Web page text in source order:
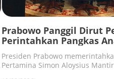
Prabowo Panggil Dirut
Perintahkan Pangkas
Usaha
Presiden Prabowo
Pertamina Simon Aloysius